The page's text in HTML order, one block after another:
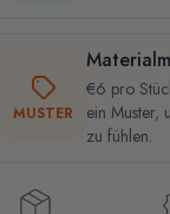
MUSTER
€6 pro
ein Muster,
zu fühlen.